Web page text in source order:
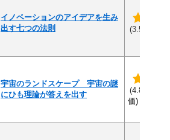
イノベーションのアイデアを生み
出す七つの法則
(3.5/5)
宇宙のランドスケープ 宇宙の謎
にひも理論が答えを出す
(4.8/5)
価)